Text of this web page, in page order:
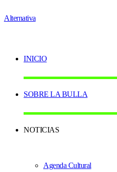
INICIO
SOBRE LA BULLA
NOTICIAS
Agenda Cultural